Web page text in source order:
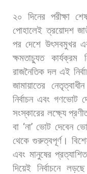
২০ দিনের পরীক্ষা
পোহালেই ত্রয়োদশ
পর দেশে উৎসবমুখর
ক্ষমতাচ্যুত
কার্যক্রম
রাজনৈতিক দল এই
জামায়াতের নেতৃত্বাধীন
নির্বাচন এবং গণভোট
সংস্কারের লক্ষ্যে
বা ‘না’ভোট দেবেন
থেকে গুরুত্বপূর্ণ।
এবং মানুষের প্রত্যাশিত
দিয়েই নির্বাচনে লড়ছে